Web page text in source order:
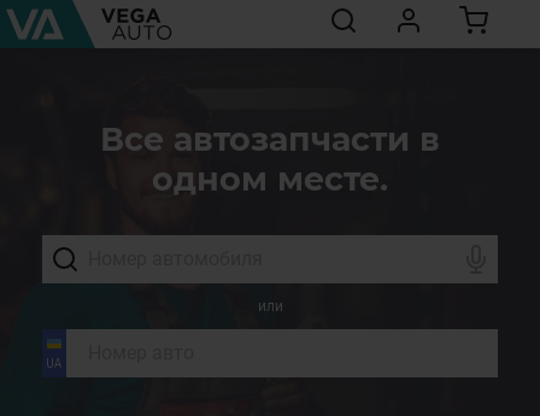
Все автозапчасти в
одном месте.
или